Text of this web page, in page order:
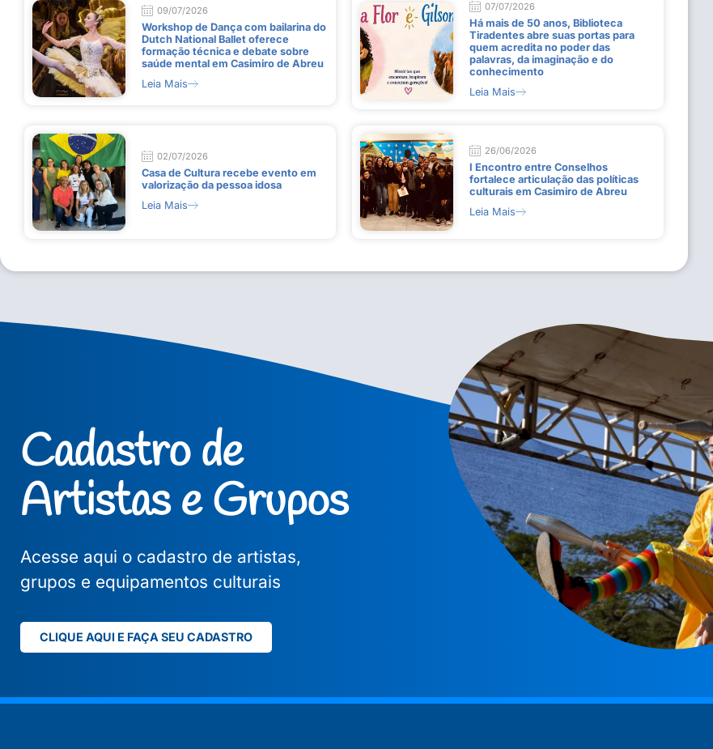
09/07/2026
Workshop de Dança com bailarina do
Dutch National Ballet oferece
formação técnica e debate sobre
saúde mental em Casimiro de Abreu
Leia Mais
07/07/2026
Há mais de 50 anos, Biblioteca
Tiradentes abre suas portas para
quem acredita no poder das
palavras, da imaginação e do
conhecimento
Leia Mais
02/07/2026
Casa de Cultura recebe evento em
valorização da pessoa idosa
Leia Mais
26/06/2026
I Encontro entre Conselhos
fortalece articulação das políticas
culturais em Casimiro de Abreu
Leia Mais
Cadastro de
Artistas e Grupos
Acesse aqui o cadastro de artistas,
grupos e equipamentos culturais
CLIQUE AQUI E FAÇA SEU CADASTRO